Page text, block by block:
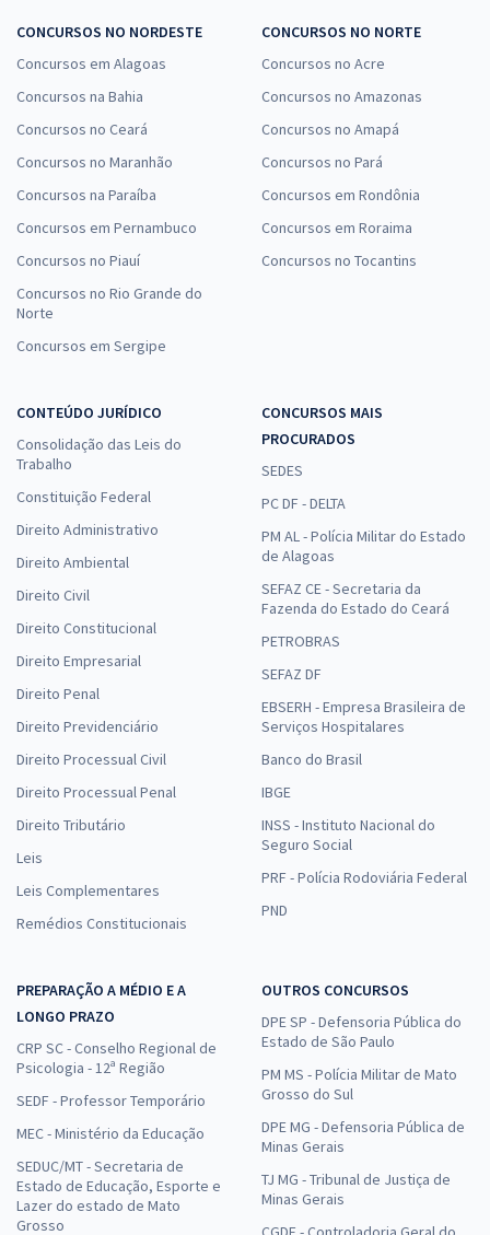
CONCURSOS NO NORDESTE
Concursos em Alagoas
Concursos na Bahia
Concursos no Ceará
Concursos no Maranhão
Concursos na Paraíba
Concursos em Pernambuco
Concursos no Piauí
Concursos no Rio Grande do
Norte
Concursos em Sergipe
CONCURSOS NO NORTE
Concursos no Acre
Concursos no Amazonas
Concursos no Amapá
Concursos no Pará
Concursos em Rondônia
Concursos em Roraima
Concursos no Tocantins
CONTEÚDO JURÍDICO
Consolidação das Leis do
Trabalho
Constituição Federal
Direito Administrativo
Direito Ambiental
Direito Civil
Direito Constitucional
Direito Empresarial
Direito Penal
Direito Previdenciário
Direito Processual Civil
Direito Processual Penal
Direito Tributário
Leis
Leis Complementares
Remédios Constitucionais
CONCURSOS MAIS
PROCURADOS
SEDES
PC DF - DELTA
PM AL - Polícia Militar do Estado
de Alagoas
SEFAZ CE - Secretaria da
Fazenda do Estado do Ceará
PETROBRAS
SEFAZ DF
EBSERH - Empresa Brasileira de
Serviços Hospitalares
Banco do Brasil
IBGE
INSS - Instituto Nacional do
Seguro Social
PRF - Polícia Rodoviária Federal
PND
PREPARAÇÃO A MÉDIO E A
LONGO PRAZO
CRP SC - Conselho Regional de
Psicologia - 12ª Região
SEDF - Professor Temporário
MEC - Ministério da Educação
SEDUC/MT - Secretaria de
Estado de Educação, Esporte e
Lazer do estado de Mato
Grosso
OUTROS CONCURSOS
DPE SP - Defensoria Pública do
Estado de São Paulo
PM MS - Polícia Militar de Mato
Grosso do Sul
DPE MG - Defensoria Pública de
Minas Gerais
TJ MG - Tribunal de Justiça de
Minas Gerais